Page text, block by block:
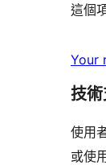
這個
Your
技
使用
或使